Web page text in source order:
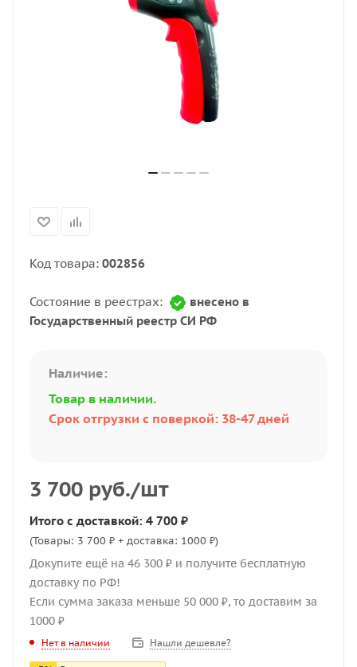
Код товара: 002856
Состояние в реестрах:
внесено в
Государственный реестр СИ РФ
Наличие:
Товар в наличии.
Срок отгрузки с поверкой: 38-47 дней
3 700 руб./шт
Итого с доставкой: 4 700 ₽
(Товары: 3 700 ₽ + доставка: 1000 ₽)
Докупите ещё на 46 300 ₽ и получите бесплатную
доставку по РФ!
Если сумма заказа меньше 50 000 ₽, то доставим за
1000 ₽
Нет в наличии Нашли дешевле?